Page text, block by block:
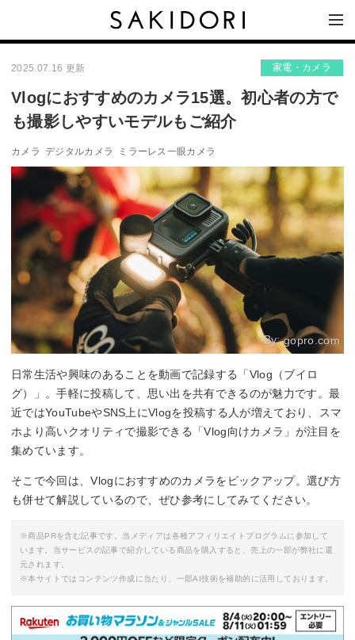
2025.07.16 更新 家電・カメラ
Vlogにおすすめのカメラ15選。初心者の方で
も撮影しやすいモデルもご紹介
カメラ デジタルカメラ ミラーレス一眼カメラ
By:gopro.com
日常生活や興味のあることを動画で記録する「Vlog（ブイロ
グ）」。手軽に投稿して、思い出を共有できるのが魅力です。最
近ではYouTubeやSNS上にVlogを投稿する人が増えており、スマ
ホより高いクオリティで撮影できる「Vlog向けカメラ」が注目を
集めています。
そこで今回は、Vlogにおすすめのカメラをピックアップ。選び方
も併せて解説しているので、ぜひ参考にしてみてください。
※商品PRを含む記事です。当メディアは各種アフィリエイトプログラムに参加して
います。当サービスの記事で紹介している商品を購入すると、売上の一部が弊社に還
元されます。
※本サイトではコンテンツ作成に当たり、一部AI技術を補助的に活用しております。